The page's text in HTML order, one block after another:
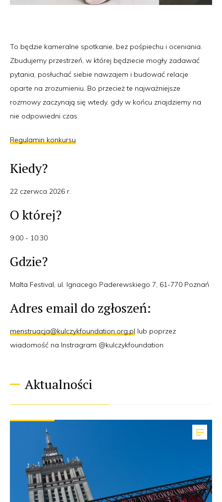
To będzie kameralne spotkanie, bez pośpiechu i oceniania.
Zbudujemy przestrzeń, w której będziecie mogły zadawać
pytania, posłuchać siebie nawzajem i budować relacje
oparte na zrozumieniu. Bo przecież te najważniejsze
rozmowy zaczynają się wtedy, gdy w końcu znajdziemy na
nie odpowiedni czas.
Regulamin konkursu
Kiedy?
22 czerwca 2026 r.
O której?
9:00 - 10:30
Gdzie?
Malta Festival, ul. Ignacego Paderewskiego 7, 61-770 Poznań
Adres email do zgłoszeń:
menstruacja@kulczykfoundation.org.pl lub poprzez
wiadomość na Instragram @kulczykfoundation
Aktualności